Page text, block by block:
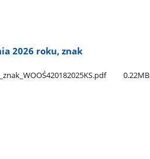
2026 roku, znak
0.22MB